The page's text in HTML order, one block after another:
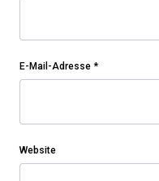
E-Mail-Adresse *
Website